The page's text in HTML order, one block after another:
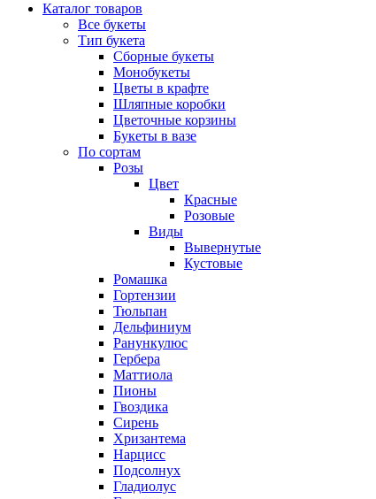
Каталог товаров
Все букеты
Тип букета
Сборные букеты
Монобукеты
Цветы в крафте
Шляпные коробки
Цветочные корзины
Букеты в вазе
По сортам
Розы
Цвет
Красные
Розовые
Виды
Вывернутые
Кустовые
Ромашка
Гортензии
Тюльпан
Дельфиниум
Ранункулюс
Гербера
Маттиола
Пионы
Гвоздика
Сирень
Хризантема
Нарцисс
Подсолнух
Гладиолус